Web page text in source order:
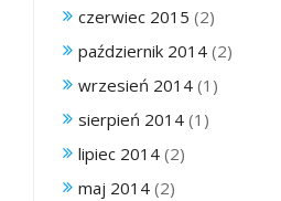
czerwiec 2015 (2)
październik 2014 (2)
wrzesień 2014 (1)
sierpień 2014 (1)
lipiec 2014 (2)
maj 2014 (2)